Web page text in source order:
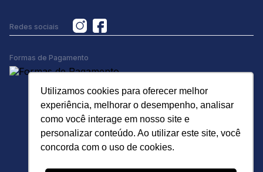
Utilizamos cookies para oferecer melhor
experiência, melhorar o desempenho, analisar
como você interage em nosso site e
personalizar conteúdo. Ao utilizar este site, você
concorda com o uso de cookies.
Redes sociais
Formas de Pagamento
R. Trimonte, 151 - Vila Santa Clara, São Paulo - SP, 03274-